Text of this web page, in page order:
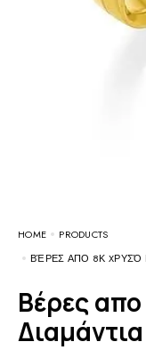
HOME
PRODUCTS
ΒΈΡΕΣ ΑΠΟ 8Κ XΡΥΣΌ
Βέρες απο 8Κ Xρυσό με